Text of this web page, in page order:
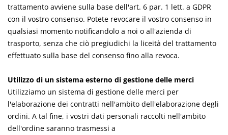
trattamento avviene sulla base dell'art. 6 par. 1 lett. a GDPR
con il vostro consenso. Potete revocare il vostro consenso in
qualsiasi momento notificandolo a noi o all'azienda di
trasporto, senza che ciò pregiudichi la liceità del trattamento
effettuato sulla base del consenso fino alla revoca.
Utilizzo di un sistema esterno di gestione delle merci
Utilizziamo un sistema di gestione delle merci per
l'elaborazione dei contratti nell'ambito dell'elaborazione degli
ordini. A tal fine, i vostri dati personali raccolti nell'ambito
dell'ordine saranno trasmessi a